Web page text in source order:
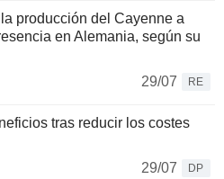
producción del Cayenne a
en Alemania, según su
29/07
RE
tras reducir los costes
29/07
DP